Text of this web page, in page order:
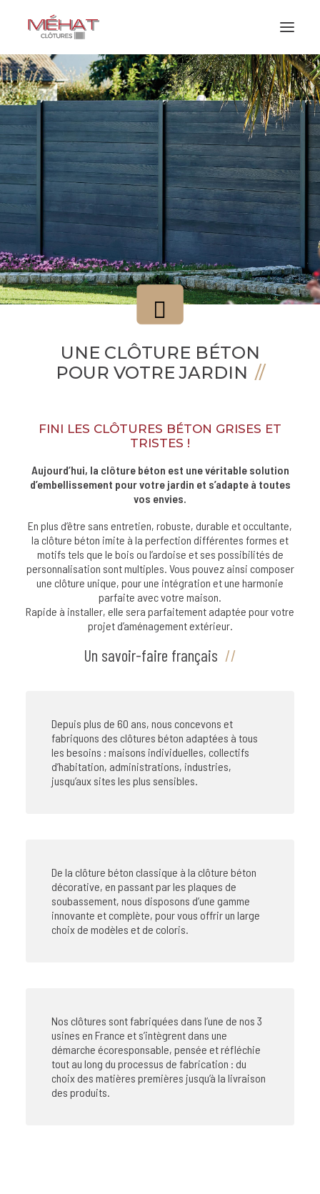
Nos produits
Nos réalisations
Tout savoir sur la clôture béton
Qui sommes-nous ?
Contact
UNE CLÔTURE BÉTON
POUR VOTRE JARDIN
FINI LES CLÔTURES BÉTON GRISES ET
TRISTES !
Aujourd’hui, la clôture béton est une véritable solution
d’embellissement pour votre jardin et s’adapte à toutes
vos envies.
En plus d’être sans entretien, robuste, durable et occultante,
la clôture béton imite à la perfection différentes formes et
motifs tels que le bois ou l’ardoise et ses possibilités de
personnalisation sont multiples. Vous pouvez ainsi composer
une clôture unique, pour une intégration et une harmonie
parfaite avec votre maison.
Rapide à installer, elle sera parfaitement adaptée pour votre
projet d’aménagement extérieur.
Un savoir-faire français
Depuis plus de 60 ans, nous concevons et
fabriquons des clôtures béton adaptées à tous
les besoins : maisons individuelles, collectifs
d’habitation, administrations, industries,
jusqu’aux sites les plus sensibles.
De la clôture béton classique à la clôture béton
décorative, en passant par les plaques de
soubassement, nous disposons d’une gamme
innovante et complète, pour vous offrir un large
choix de modèles et de coloris.
Nos clôtures sont fabriquées dans l’une de nos 3
usines en France et s’intègrent dans une
démarche écoresponsable, pensée et réfléchie
tout au long du processus de fabrication : du
choix des matières premières jusqu’à la livraison
des produits.